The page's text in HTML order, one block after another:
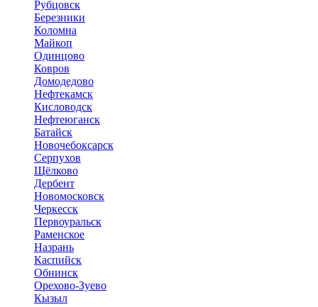
Рубцовск
Березники
Коломна
Майкоп
Одинцово
Ковров
Домодедово
Нефтекамск
Кисловодск
Нефтеюганск
Батайск
Новочебоксарск
Серпухов
Щёлково
Дербент
Новомосковск
Черкесск
Первоуральск
Раменское
Назрань
Каспийск
Обнинск
Орехово-Зуево
Кызыл